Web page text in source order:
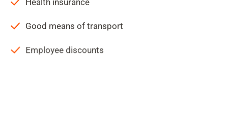
Health insurance
Good means of transport
Employee discounts